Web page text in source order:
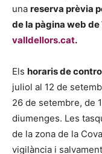
una reserva prèvia
de la pàgina web de
valldellors.cat.
Els horaris de
juliol al 12 de
26 de setembre, de
diumenges. Les
de la zona de la
vigilància i